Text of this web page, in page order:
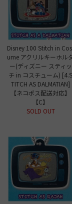
Disney 100 Stitch in
ume アクリルキーホル
ー(ディズニー スティッ
チ in コスチューム) [4.S
TITCH AS DALMATIAN]
【ネコポス配送対応】
【C】
SOLD OUT